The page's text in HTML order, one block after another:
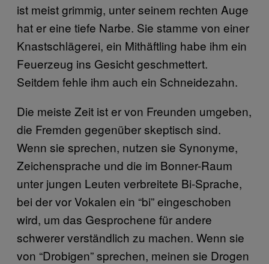
ist meist grimmig, unter seinem rechten Auge
hat er eine tiefe Narbe. Sie stamme von einer
Knastschlägerei, ein Mithäftling habe ihm ein
Feuerzeug ins Gesicht geschmettert.
Seitdem fehle ihm auch ein Schneidezahn.
Die meiste Zeit ist er von Freunden umgeben,
die Fremden gegenüber skeptisch sind.
Wenn sie sprechen, nutzen sie Synonyme,
Zeichensprache und die im Bonner-Raum
unter jungen Leuten verbreitete Bi-Sprache,
bei der vor Vokalen ein “bi” eingeschoben
wird, um das Gesprochene für andere
schwerer verständlich zu machen. Wenn sie
von “Drobigen” sprechen, meinen sie Drogen